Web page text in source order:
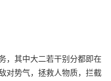
，其中大二若干别分都即在
对势气，拯救人物质，拦截